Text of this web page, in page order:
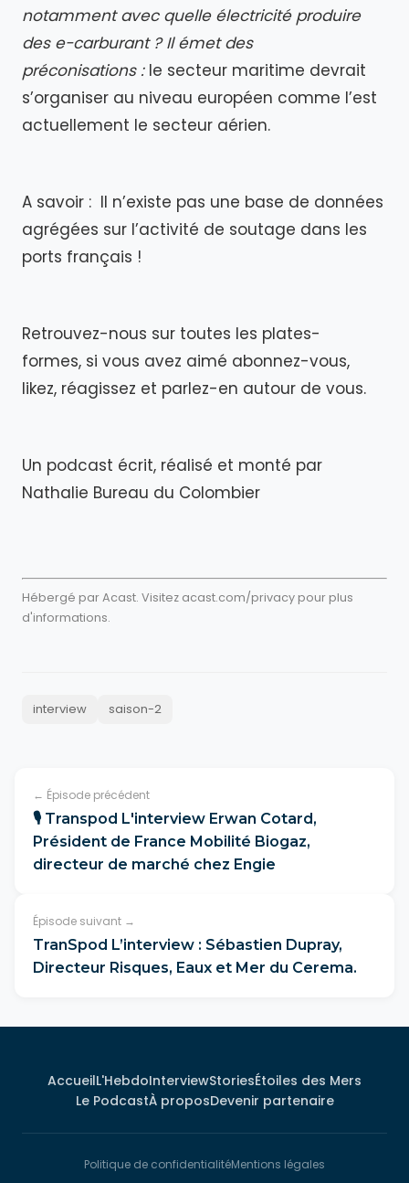
notamment avec quelle électricité produire
des e-carburant ? Il émet des
préconisations : le secteur maritime devrait
s’organiser au niveau européen comme l’est
actuellement le secteur aérien.
A savoir : Il n’existe pas une base de données
agrégées sur l’activité de soutage dans les
ports français !
Retrouvez-nous sur toutes les plates-
formes, si vous avez aimé abonnez-vous,
likez, réagissez et parlez-en autour de vous.
Un podcast écrit, réalisé et monté par
Nathalie Bureau du Colombier
Hébergé par Acast. Visitez acast.com/privacy pour plus
d'informations.
interview saison-2
← Épisode précédent
🎙️ Transpod L'interview Erwan Cotard,
Président de France Mobilité Biogaz,
directeur de marché chez Engie
Épisode suivant →
TranSpod L’interview : Sébastien Dupray,
Directeur Risques, Eaux et Mer du Cerema.
AccueilL'HebdoInterviewStoriesÉtoiles des Mers
Le PodcastÀ proposDevenir partenaire
Politique de confidentialitéMentions légales